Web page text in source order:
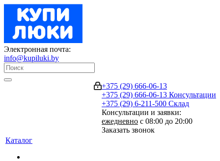
Электронная почта:
info@kupiluki.by
+375 (29) 666-06-13
+375 (29) 666-06-13 Консультации
+375 (29) 6-211-500 Склад
Консультации и заявки:
ежедневно с 08:00 до 20:00
Заказать звонок
Каталог